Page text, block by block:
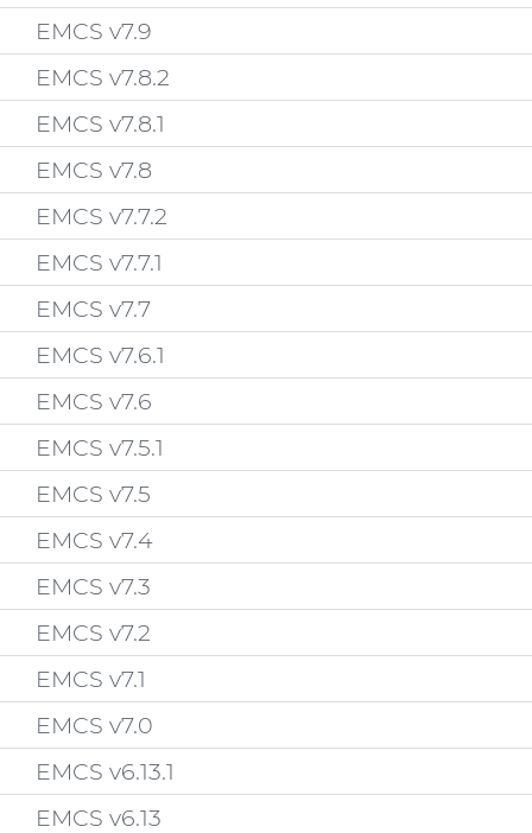
EMCS v7.9
EMCS v7.8.2
EMCS v7.8.1
EMCS v7.8
EMCS v7.7.2
EMCS v7.7.1
EMCS v7.7
EMCS v7.6.1
EMCS v7.6
EMCS v7.5.1
EMCS v7.5
EMCS v7.4
EMCS v7.3
EMCS v7.2
EMCS v7.1
EMCS v7.0
EMCS v6.13.1
EMCS v6.13